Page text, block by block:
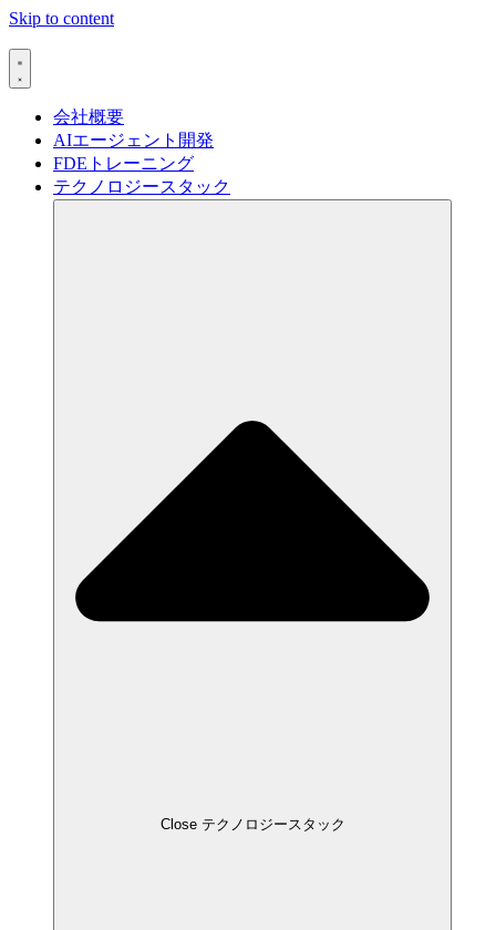
Skip to content
会社概要
AIエージェント開発
FDEトレーニング
テクノロジースタック
Close テクノロジースタック